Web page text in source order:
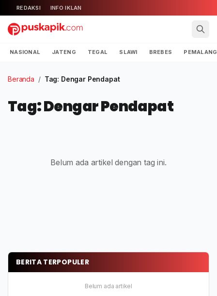
REDAKSI INFO IKLAN
NASIONAL JATENG TEGAL SLAWI BREBES PEMALANG
Beranda / Tag: Dengar Pendapat
Tag: Dengar Pendapat
Belum ada artikel dengan tag ini.
BERITA TERPOPULER
Belum ada artikel